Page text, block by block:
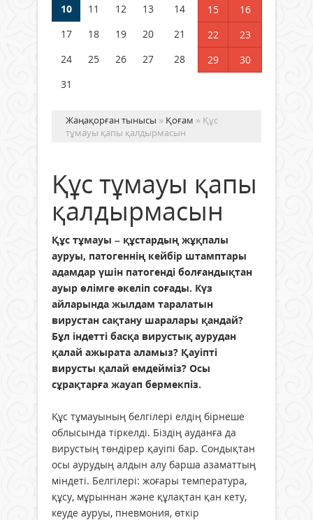
05 тамыз 2026 ж.
10
11 12 13 14 15
16
17
18 19 20 21 22
23
24
25 26 27 28 29
30
31
Жаңақорған тынысы » Қоғам » Құс
тұмауы қапы қалдырмасын
Құс тұмауы қапы
қалдырмасын
Құс тұмауы – құстардың жұқпалы
ауруы, патогеннің кейбір штамптары
адамдар үшін патогенді болғандықтан
ауыр өлімге әкеліп соғады. Күз
айларында жылдам таралатын
вирустан сақтану шаралары қандай?
Бұл індетті басқа вирустық аурудан
қалай ажырата аламыз? Қауіпті
вирусты қалай емдейміз? Осы
сұрақтарға жауап бермекпіз.
Құс тұмауының белгілері елдің бірнеше
облысында тіркелді. Біздің ауданға да
вирустың төндірер қауіпі бар. Сондықтан
осы аурудың алдын алу барша азаматтың
міндеті. Белгілері: жоғары температура,
құсу, мұрыннан және құлақтан қан кету,
кеуде ауруы, пневмония, өткір